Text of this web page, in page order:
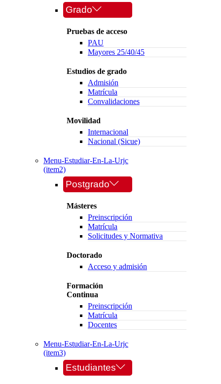
Grado
Pruebas de acceso
PAU
Mayores 25/40/45
Estudios de grado
Admisión
Matrícula
Convalidaciones
Movilidad
Internacional
Nacional (Sicue)
Menu-Estudiar-En-La-Urjc
(item2)
Postgrado
Másteres
Preinscripción
Matrícula
Solicitudes y Normativa
Doctorado
Acceso y admisión
Formación
Continua
Preinscripción
Matrícula
Docentes
Menu-Estudiar-En-La-Urjc
(item3)
Estudiantes